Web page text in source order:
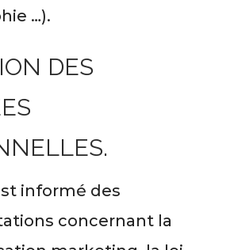
…).
DES
informé des
concernant la